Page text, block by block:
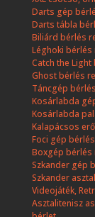
Darts gép
Darts tábla
Biliárd bérlés
Léghoki
Catch the
Ghost bérlés
Táncgép
Kosárlabda
Kosárlabda
Kalapácsos
Foci gép
Boxgép bérlés
Szkander gép
Szkander
Videojáték,
Asztalitenisz